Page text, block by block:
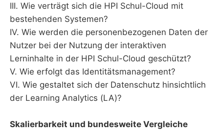
III. Wie verträgt sich die HPI Schul-Cloud mit
bestehenden Systemen?
IV. Wie werden die personenbezogenen Daten der
Nutzer bei der Nutzung der interaktiven
Lerninhalte in der HPI Schul-Cloud geschützt?
V. Wie erfolgt das Identitätsmanagement?
VI. Wie gestaltet sich der Datenschutz hinsichtlich
der Learning Analytics (LA)?
Skalierbarkeit und bundesweite Vergleiche